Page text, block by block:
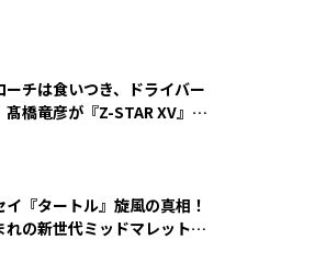
ーチは食いつき、ドライバー
髙橋竜彦が『Z-STAR XV』を
イ『タートル』旋風の真相！
れの新世代ミッドマレットが